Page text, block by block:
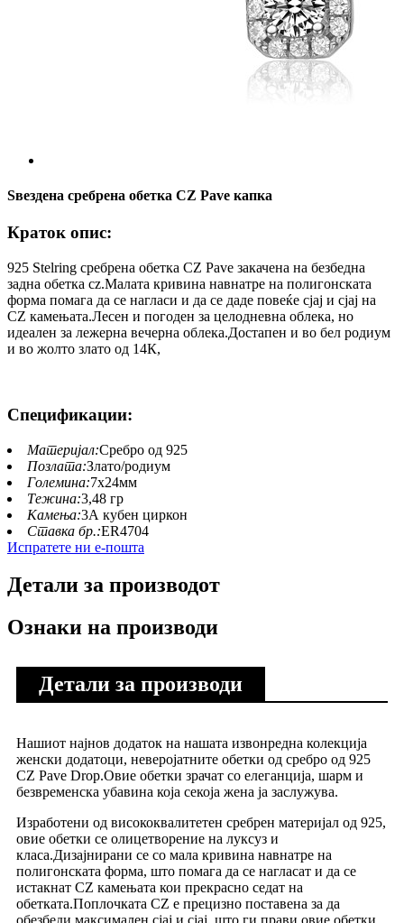
Ѕвездена сребрена обетка CZ Pave капка
Краток опис:
925 Stelring сребрена обетка CZ Pave закачена на безбедна
задна обетка cz.Малата кривина навнатре на полигонската
форма помага да се нагласи и да се даде повеќе сјај и сјај на
CZ камењата.Лесен и погоден за целодневна облека, но
идеален за лежерна вечерна облека.Достапен и во бел родиум
и во жолто злато од 14К,
Спецификации:
Материјал:Сребро од 925
Позлата:Злато/родиум
Големина:7х24мм
Тежина:3,48 гр
Камења:3А кубен циркон
Ставка бр.:ER4704
Испратете ни е-пошта
Детали за производот
Ознаки на производи
Детали за производи
Нашиот најнов додаток на нашата извонредна колекција
женски додатоци, неверојатните обетки од сребро од 925
CZ Pave Drop.Овие обетки зрачат со елеганција, шарм и
безвременска убавина која секоја жена ја заслужува.
Изработени од висококвалитетен сребрен материјал од 925,
овие обетки се олицетворение на луксуз и
класа.Дизајнирани се со мала кривина навнатре на
полигонската форма, што помага да се нагласат и да се
истакнат CZ камењата кои прекрасно седат на
обетката.Поплочката CZ е прецизно поставена за да